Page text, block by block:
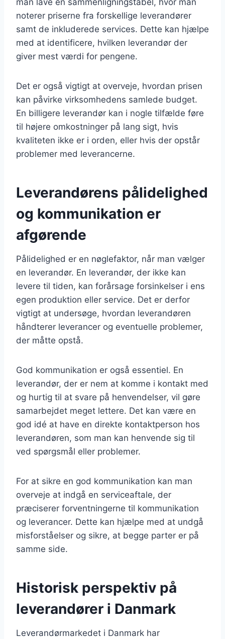
man lave en sammenligningstabel, hvor man
noterer priserne fra forskellige leverandører
samt de inkluderede services. Dette kan hjælpe
med at identificere, hvilken leverandør der
giver mest værdi for pengene.
Det er også vigtigt at overveje, hvordan prisen
kan påvirke virksomhedens samlede budget.
En billigere leverandør kan i nogle tilfælde føre
til højere omkostninger på lang sigt, hvis
kvaliteten ikke er i orden, eller hvis der opstår
problemer med leverancerne.
Leverandørens pålidelighed
og kommunikation er
afgørende
Pålidelighed er en nøglefaktor, når man vælger
en leverandør. En leverandør, der ikke kan
levere til tiden, kan forårsage forsinkelser i ens
egen produktion eller service. Det er derfor
vigtigt at undersøge, hvordan leverandøren
håndterer leverancer og eventuelle problemer,
der måtte opstå.
God kommunikation er også essentiel. En
leverandør, der er nem at komme i kontakt med
og hurtig til at svare på henvendelser, vil gøre
samarbejdet meget lettere. Det kan være en
god idé at have en direkte kontaktperson hos
leverandøren, som man kan henvende sig til
ved spørgsmål eller problemer.
For at sikre en god kommunikation kan man
overveje at indgå en serviceaftale, der
præciserer forventningerne til kommunikation
og leverancer. Dette kan hjælpe med at undgå
misforståelser og sikre, at begge parter er på
samme side.
Historisk perspektiv på
leverandører i Danmark
Leverandørmarkedet i Danmark har